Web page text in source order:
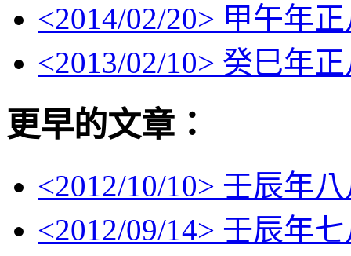
<2014/02/20> 甲午年
<2013/02/10> 癸巳年
更早的文章：
<2012/10/10> 壬辰年
<2012/09/14> 壬辰年